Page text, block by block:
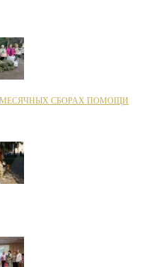
СБОРАХ ПОМОЩИ